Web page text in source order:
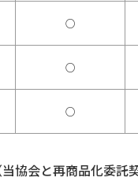
○
○
○
協会と再商品化委